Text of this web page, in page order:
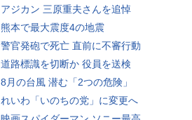
アジカン 三原重夫さんを追悼
熊本で最大震度4の地震
警官発砲で死亡 直前に不審行動
道路標識を切断か 役員を送検
8月の台風 潜む「2つの危険」
れいわ「いのちの党」に変更へ